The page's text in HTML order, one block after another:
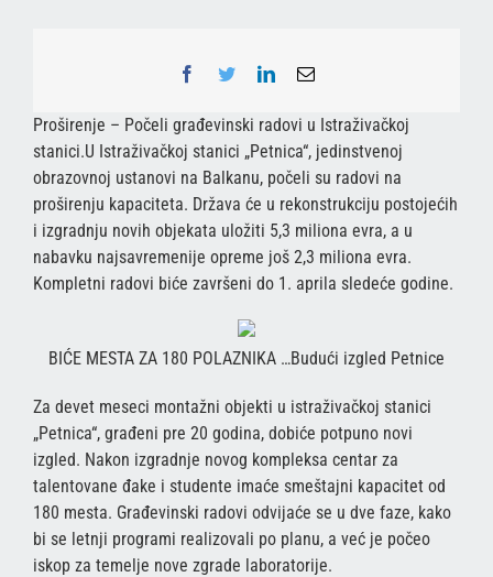
Facebook
TwitterLinkedInEmail
Proširenje – Počeli građevinski radovi u Istraživačkoj
stanici.U Istraživačkoj stanici „Petnica“, jedinstvenoj
obrazovnoj ustanovi na Balkanu, počeli su radovi na
proširenju kapaciteta. Država će u rekonstrukciju postojećih
i izgradnju novih objekata uložiti 5,3 miliona evra, a u
nabavku najsavremenije opreme još 2,3 miliona evra.
Kompletni radovi biće završeni do 1. aprila sledeće godine.
BIĆE MESTA ZA 180 POLAZNIKA …Budući izgled Petnice
Za devet meseci montažni objekti u istraživačkoj stanici
„Petnica“, građeni pre 20 godina, dobiće potpuno novi
izgled. Nakon izgradnje novog kompleksa centar za
talentovane đake i studente imaće smeštajni kapacitet od
180 mesta. Građevinski radovi odvijaće se u dve faze, kako
bi se letnji programi realizovali po planu, a već je počeo
iskop za temelje nove zgrade laboratorije.